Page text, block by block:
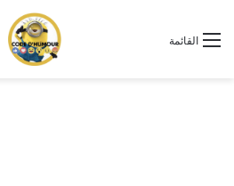
القائمة